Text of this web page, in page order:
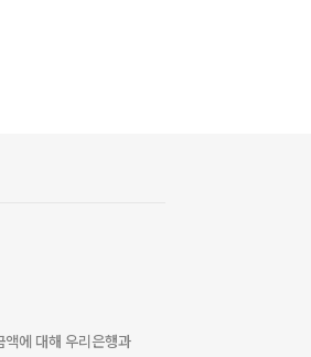
에 대해 우리은행과